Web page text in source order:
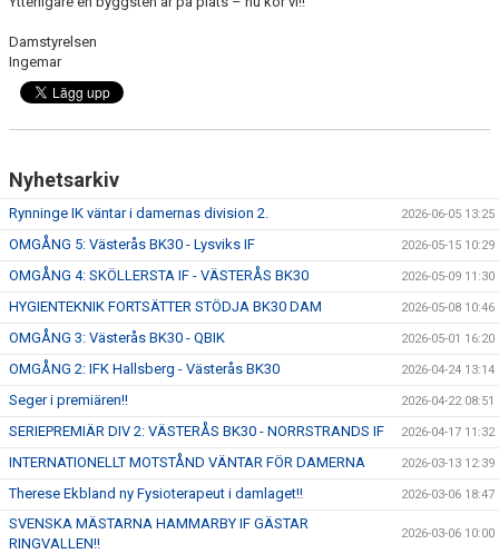
Damstyrelsen
Ingemar
Nyhetsarkiv
Rynninge IK väntar i damernas division 2. 2026-06-05 13:25
OMGÅNG 5: Västerås BK30 - Lysviks IF 2026-05-15 10:29
OMGÅNG 4: SKÖLLERSTA IF - VÄSTERÅS BK30 2026-05-09 11:30
HYGIENTEKNIK FORTSÄTTER STÖDJA BK30 DAM 2026-05-08 10:46
OMGÅNG 3: Västerås BK30 - QBIK 2026-05-01 16:20
OMGÅNG 2: IFK Hallsberg - Västerås BK30 2026-04-24 13:14
Seger i premiären!! 2026-04-22 08:51
SERIEPREMIÄR DIV 2: VÄSTERÅS BK30 - NORRSTRANDS IF 2026-04-17 11:32
INTERNATIONELLT MOTSTÅND VÄNTAR FÖR DAMERNA 2026-03-13 12:39
Therese Ekbland ny Fysioterapeut i damlaget!! 2026-03-06 18:47
SVENSKA MÄSTARNA HAMMARBY IF GÄSTAR
RINGVALLEN!!
2026-03-06 10:00